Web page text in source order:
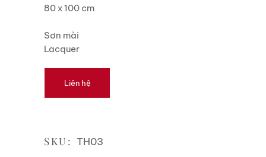
80 x 100 cm
Sơn mài
Lacquer
Liên hệ
SKU: TH03